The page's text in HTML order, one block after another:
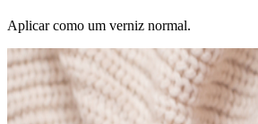
Aplicar como um verniz normal.